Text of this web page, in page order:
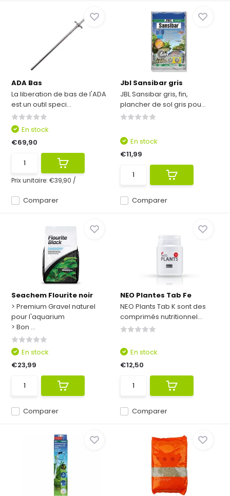
ADA Bas
La liberation de bas de l'ADA
est un outil speci...
Comparer
En stock
€69,90
Prix unitaire:€39,90 /
Jbl Sansibar gris
JBL Sansibar gris, fin,
plancher de sol gris pou...
Comparer
En stock
€11,99
Seachem Flourite noir
> Premium Gravel naturel
pour l'aquarium
> Bon ...
Comparer
En stock
€23,99
NEO Plantes Tab Fe
NEO Plants Tab K sont des
comprimés nutritionnel...
Comparer
En stock
€12,50